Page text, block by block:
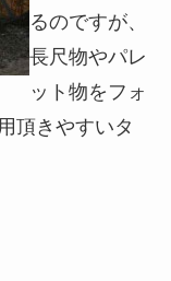
るのですが、
長尺物やパレ
ット物をフォ
頂きやすいタ